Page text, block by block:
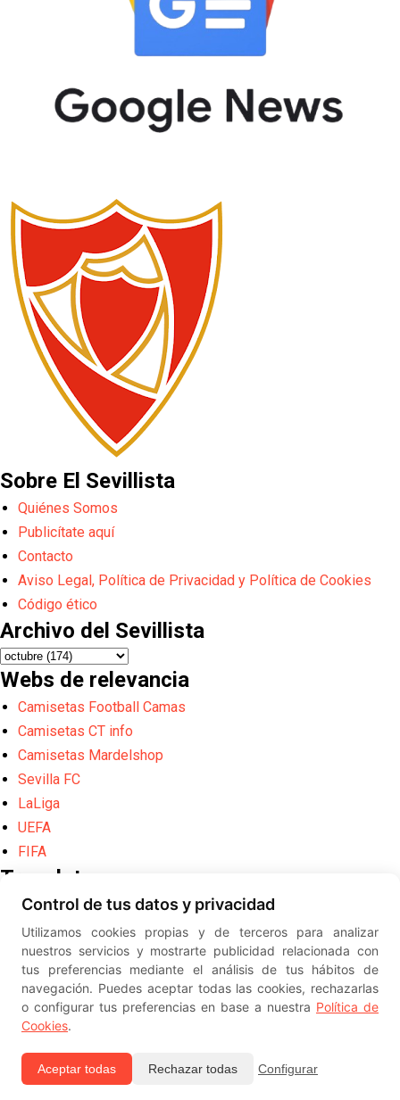
Sobre El Sevillista
Quiénes Somos
Publicítate aquí
Contacto
Aviso Legal, Política de Privacidad y Política de Cookies
Código ético
Archivo del Sevillista
Webs de relevancia
Camisetas Football Camas
Camisetas CT info
Camisetas Mardelshop
Sevilla FC
LaLiga
UEFA
FIFA
Translate
Powered by
Translate
Diseño web creado por Erick
© ElSevillista.es - Información sobre
el Sevilla FC, Sevilla Atlético, Sevilla Femenino y su Cantera
-- --
Control de tus datos y privacidad
Utilizamos cookies propias y de terceros para analizar
nuestros servicios y mostrarte publicidad relacionada con
tus preferencias mediante el análisis de tus hábitos de
navegación. Puedes aceptar todas las cookies, rechazarlas
o configurar tus preferencias en base a nuestra Política de
Cookies.
Aceptar todas Rechazar todas Configurar
2026